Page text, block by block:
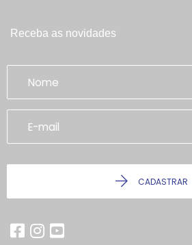
Receba as novidades
CADASTRAR